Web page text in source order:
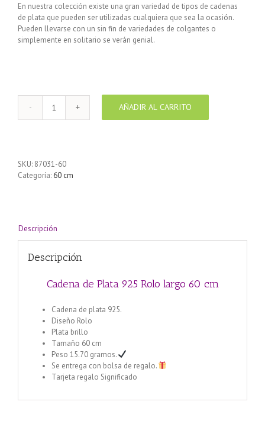
En nuestra colección existe una gran variedad de tipos de cadenas
de plata que pueden ser utilizadas cualquiera que sea la ocasión.
Pueden llevarse con un sin fin de variedades de colgantes o
simplemente en solitario se verán genial.
Cadena
de
largo
60
AÑADIR AL CARRITO
SKU: 87031-60
Categoría: 60 cm
Descripción
Descripción
Cadena de Plata 925 Rolo largo 60 cm
Cadena de plata 925.
Diseño Rolo
Plata brillo
Tamaño 60 cm
Peso 15.70 gramos.
Se entrega con bolsa de regalo.
Tarjeta regalo Significado